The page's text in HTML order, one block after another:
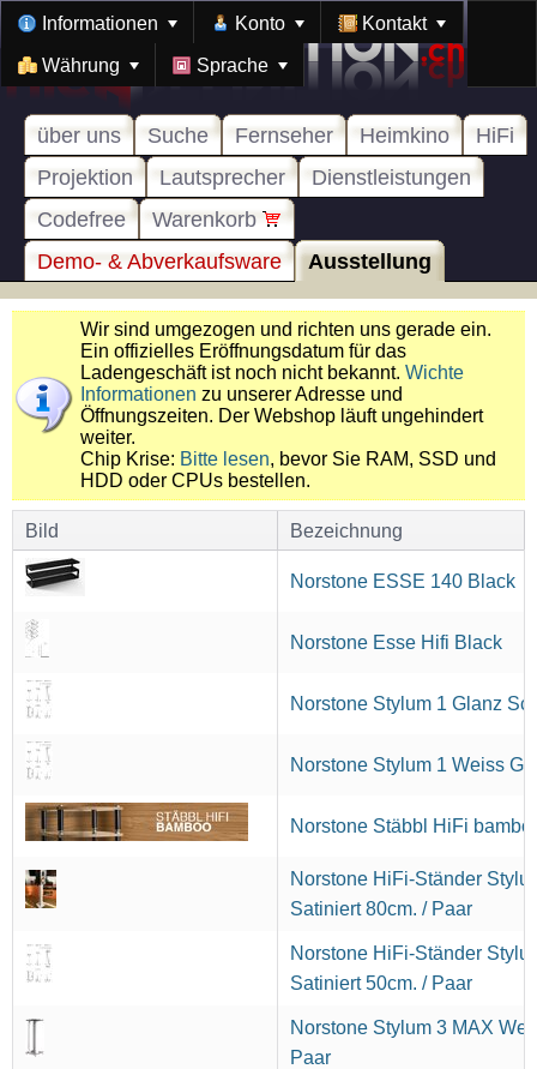
Informationen Konto Kontakt
Währung Sprache
über uns Suche Fernseher Heimkino
HiFi
Projektion
Lautsprecher
Dienstleistungen
Codefree
Warenkorb
Demo- & Abverkaufsware
Ausstellung
Wir sind umgezogen und richten uns gerade ein.
Ein offizielles Eröffnungsdatum für das
Ladengeschäft ist noch nicht bekannt. Wichte
Informationen zu unserer Adresse und
Öffnungszeiten. Der Webshop läuft ungehindert
weiter.
Chip Krise: Bitte lesen, bevor Sie RAM, SSD und
HDD oder CPUs bestellen.
Bild Bezeichnung
Norstone ESSE 140 Black
Norstone Esse Hifi Black
Norstone Stylum 1 Glanz
Norstone Stylum 1 Weiss
Norstone Stäbbl HiFi
Norstone HiFi-Ständer
Satiniert 80cm. / Paar
Norstone HiFi-Ständer
Satiniert 50cm. / Paar
Norstone Stylum 3 MAX
Paar